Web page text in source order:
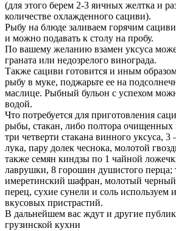
(для этого берем 2-3 яичных желтка и
количестве охлажденного сациви).
Рыбу на блюде заливаем горячим
и можно подавать к столу на пробу.
По вашему желанию взамен уксуса
граната или недозрелого винограда.
Также сациви готовится и иным
рыбу в муке, поджарьте ее на
маслице. Рыбный бульон с успехом
водой.
Что потребуется для приготовления
рыбы, стакан, либо полтора очищенных
три четверти стакана винного уксуса, 3
лука, пару долек чеснока, молотой
также семян киндзы по 1 чайной
лаврушки, 8 горошин душистого перца;
имеретинский шафран, молотый
перец, сухие сунели и соль используем
вкусовых пристрастий.
В дальнейшем вас ждут и другие
грузинской кухни